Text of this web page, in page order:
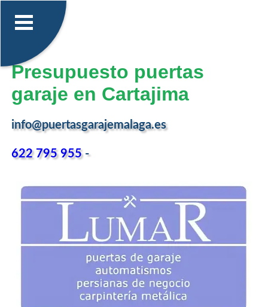
Presupuesto puertas
garaje en Cartajima
info@puertasgarajemalaga.es
622 795 955-